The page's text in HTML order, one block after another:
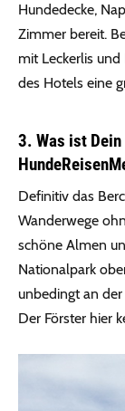
Hundedecke,
Zimmer bereit.
mit Leckerlis
des Hotels eine
3. Was ist
Definitiv das
Wanderwege
schöne Almen
Nationalpark
unbedingt an
Der Förster hier